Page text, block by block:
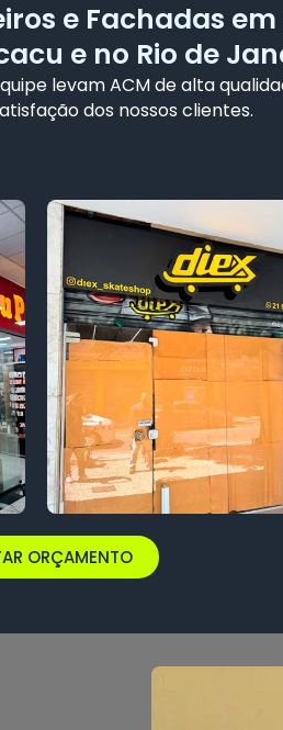
e Fachadas em
e no Rio de
levam ACM de alta
dos nossos clientes.
ORÇAMENTO